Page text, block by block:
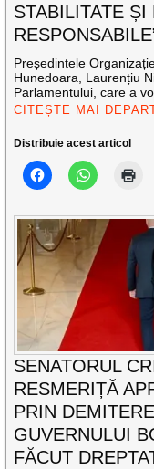
STABILITATE ȘI
Președintele
Hunedoara, Laurențiu
Parlamentului, care a
CITEȘTE MAI
Distribuie acest articol
SENATORUL
RESMERIȚĂ
PRIN
GUVERNULUI
FĂCUT